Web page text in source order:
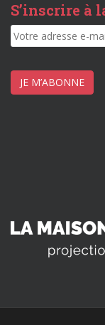
S’inscrire à
JE M’ABONNE